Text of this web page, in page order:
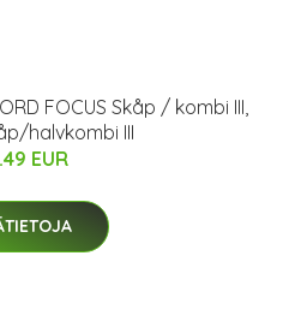
FOCUS Skåp / kombi III,
halvkombi III
EUR